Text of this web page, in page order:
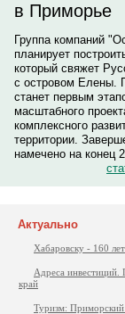
в Приморье
Группа компаний
планирует
который свяжет
с островом Елены.
станет первым
масштабного
комплексного
территории.
намечено на конец
Актуально
Хабаровску - 160 лет
Адреса инвестиций.
край
Туризм: